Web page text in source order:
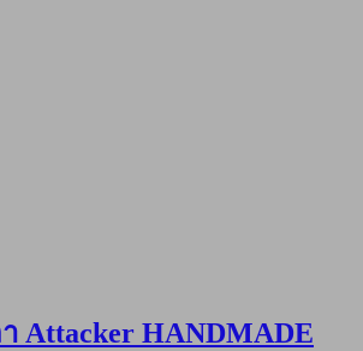
Attacker HANDMADE